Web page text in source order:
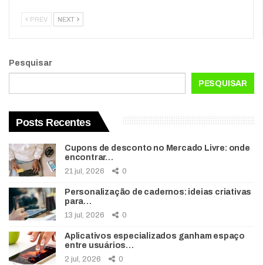
PREV NEXT
Pesquisar
PESQUISAR
Posts Recentes
Cupons de desconto no Mercado Livre: onde
encontrar…
21 jul, 2026 0
Personalização de cadernos: ideias criativas
para…
13 jul, 2026 0
Aplicativos especializados ganham espaço
entre usuários…
2 jul, 2026 0